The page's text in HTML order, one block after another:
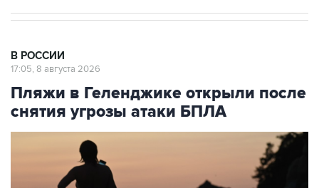
Пляжи в Геленджике открыли после
снятия угрозы атаки БПЛА